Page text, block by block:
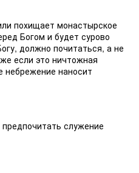
похищает монастырское
Богом и будет сурово
должно почитаться, а не
если это ничтожная
небрежение наносит
служение